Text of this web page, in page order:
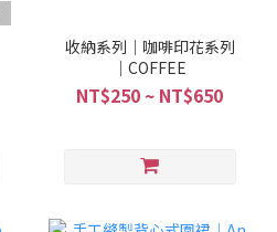
收納系列｜咖啡印花系列
｜COFFEE
NT$250 ~ NT$650